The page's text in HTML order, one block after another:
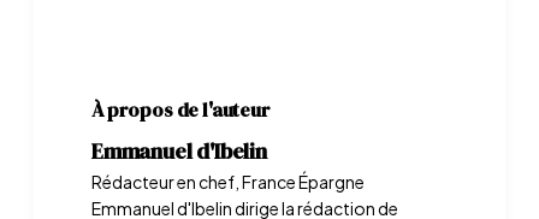
À propos de l'auteur
Emmanuel d'Ibelin
Rédacteur en chef, France Épargne
Emmanuel d'Ibelin dirige la rédaction de